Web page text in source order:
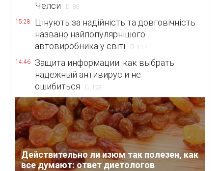
Челси
80
15:28
Цінують за надійність та довговічність:
названо найпопулярнішого
автовиробника у світі
117
14:46
Защита информации: как выбрать
надежный антивирус и не
ошибиться
123
Действительно ли изюм так полезен, как
все думают: ответ диетологов